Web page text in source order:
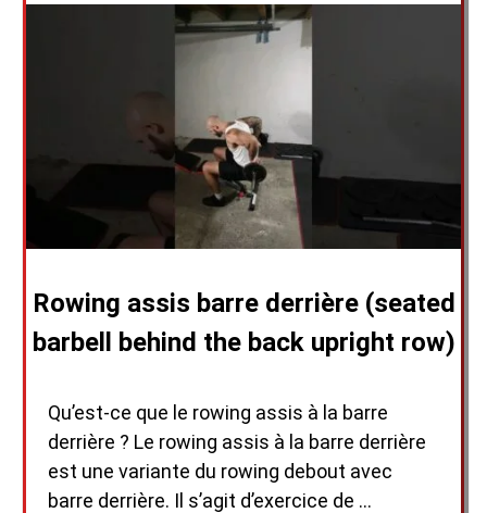
Rowing assis barre derrière (seated
barbell behind the back upright row)
Qu’est-ce que le rowing assis à la barre
derrière ? Le rowing assis à la barre derrière
est une variante du rowing debout avec
barre derrière. Il s’agit d’exercice de …